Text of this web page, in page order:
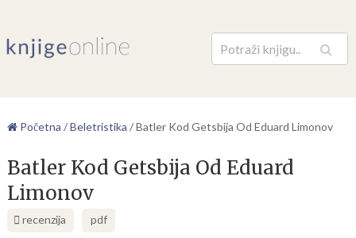
Pretraga
Početna /Beletristika /Batler Kod Getsbija Od Eduard Limonov
Batler Kod Getsbija Od Eduard
Limonov
recenzija
pdf